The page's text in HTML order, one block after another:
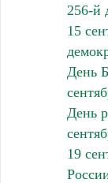
256-й
15
День
День
19